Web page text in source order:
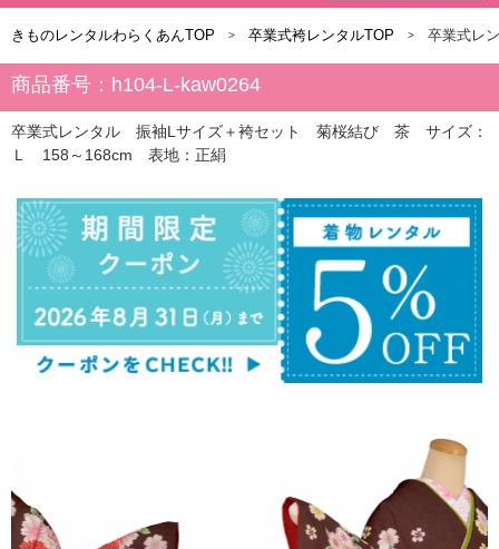
きものレンタルわらくあんTOP 卒業式袴レンタルTOP 卒業式レ
商品番号：h104-L-kaw0264
卒業式レンタル 振袖Lサイズ＋袴セット 菊桜結び 茶 サイズ：
Ｌ 158～168cm 表地：正絹